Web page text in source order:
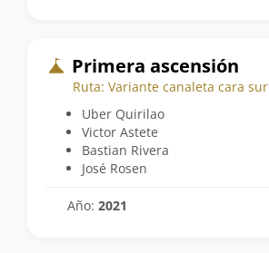
Primera ascensión
Ruta: Variante canaleta cara sur
Uber Quirilao
Victor Astete
Bastian Rivera
José Rosen
Año: 2021